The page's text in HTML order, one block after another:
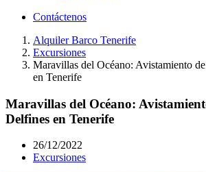
Contáctenos
Alquiler Barco Tenerife
Excursiones
Maravillas del Océano: Avistamiento
en Tenerife
Maravillas del Océano:
Delfines en Tenerife
26/12/2022
Excursiones